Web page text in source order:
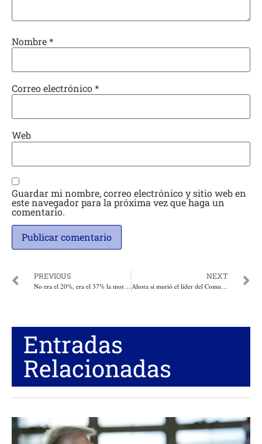
Nombre*
Correo electrónico*
Web
Guardar mi nombre, correo electrónico y sitio web en
este navegador para la próxima vez que haga un
comentario.
PREVIOUS
No era el 20%, era el 37% la mordida de Benedetti, denunció Jaime Agamez antes de morir
NEXT
Ahora si murió el líder del Comunismo Fidel Castro
Entradas
Relacionadas